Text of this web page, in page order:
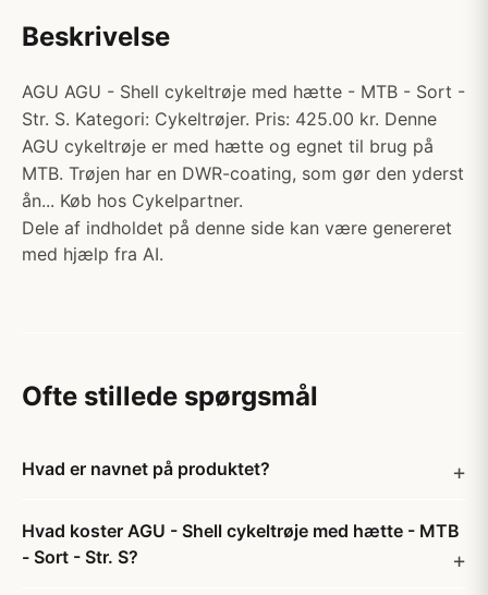
Beskrivelse
AGU AGU - Shell cykeltrøje med hætte - MTB - Sort -
Str. S. Kategori: Cykeltrøjer. Pris: 425.00 kr. Denne
AGU cykeltrøje er med hætte og egnet til brug på
MTB. Trøjen har en DWR-coating, som gør den yderst
ån... Køb hos Cykelpartner.
Dele af indholdet på denne side kan være genereret
med hjælp fra AI.
Ofte stillede spørgsmål
Hvad er navnet på produktet?
Hvad koster AGU - Shell cykeltrøje med hætte - MTB
- Sort - Str. S?